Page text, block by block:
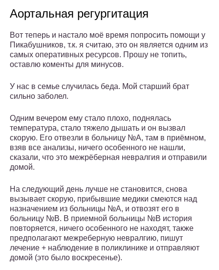
Аортальная регургитация
Вот теперь и настало моё время попросить помощи у
Пикабушников, т.к. я считаю, это он является одним из
самых оперативных ресурсов. Прошу не топить,
оставлю коменты для минусов.
У нас в семье случилась беда. Мой старший брат
сильно заболел.
Одним вечером ему стало плохо, поднялась
температура, стало тяжело дышать и он вызвал
скорую. Его отвезли в больницу №А, там в приёмном,
взяв все анализы, ничего особенного не нашли,
сказали, что это межрёберная невралгия и отправили
домой.
На следующий день лучше не становится, снова
вызывает скорую, прибывшие медики смеются над
назначением из больницы №А, и отвозят его в
больницу №В. В приемной больницы №В история
повторяется, ничего особенного не находят, также
предполагают межреберную невралгию, пишут
лечение + наблюдение в поликлинике и отправляют
домой (это было воскресенье).